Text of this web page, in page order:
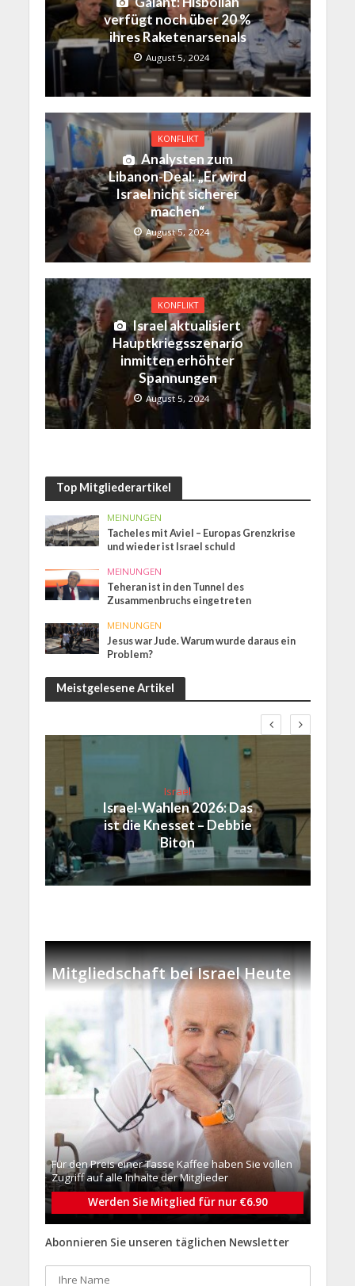
verfügt noch über 20 %
ihres Raketenarsenals
August 5, 2024
KONFLIKT
Analysten zum
Libanon-Deal: „Er wird
Israel nicht sicherer
machen“
August 5, 2024
KONFLIKT
Israel aktualisiert
Hauptkriegsszenario
inmitten erhöhter
Spannungen
August 5, 2024
Top Mitgliederartikel
MEINUNGEN
Tacheles mit Aviel – Europas Grenzkrise
und wieder ist Israel schuld
MEINUNGEN
Teheran ist in den Tunnel des
Zusammenbruchs eingetreten
MEINUNGEN
Jesus war Jude. Warum wurde daraus ein
Problem?
Meistgelesene Artikel
Israel
Israel-Wahlen 2026: Das
ist die Knesset – Debbie
Biton
Mitgliedschaft bei Israel Heute
Für den Preis einer Tasse Kaffee haben Sie vollen
Zugriff auf alle Inhalte der Mitglieder
Werden Sie Mitglied für nur €6.90
Abonnieren Sie unseren täglichen Newsletter